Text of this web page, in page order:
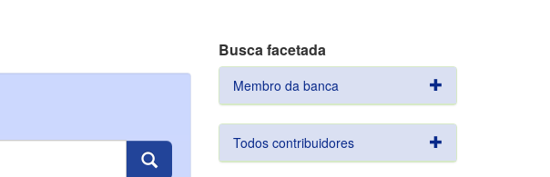
Busca facetada
Membro da banca
Todos contribuidores